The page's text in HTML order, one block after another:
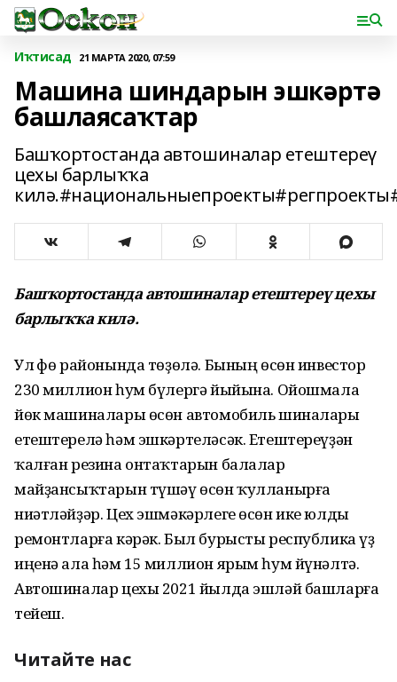
Иҡтисад 21 МАРТА 2020, 07:59
Машина шиндарын эшкәртә
башлаясаҡтар
Башҡортостанда автошиналар етештереү
цехы барлыҡҡа
Башҡортостанда автошиналар етештереү цехы
барлыҡҡа килә.
Ул Өфө районында төҙөлә. Бының өсөн инвестор
230 миллион һум бүлергә йыйына. Ойошмала
йөк машиналары өсөн автомобиль шиналары
етештерелә һәм эшкәртеләсәк. Етештереүҙән
ҡалған резина онтаҡтарын балалар
майҙансыҡтарын түшәү өсөн ҡулланырға
ниәтләйҙәр. Цех эшмәкәрлеге өсөн ике юлды
ремонтларға кәрәк. Был бурысты республика үҙ
иңенә ала һәм 15 миллион ярым һум йүнәлтә.
Автошиналар цехы 2021 йылда эшләй башларға
тейеш.
Читайте нас